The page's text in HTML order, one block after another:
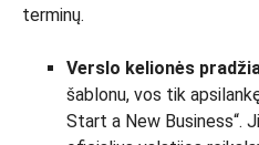
terminų.
Verslo kelionės
šablonu, vos tik
Start a New Business“.